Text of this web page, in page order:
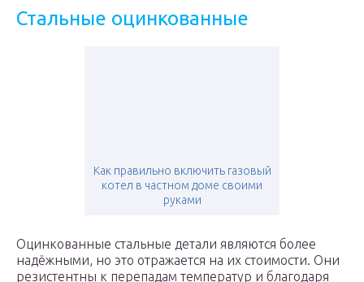
Стальные оцинкованные
Как правильно включить газовый
котел в частном доме своими
руками
Оцинкованные стальные детали являются более
надёжными, но это отражается на их стоимости. Они
резистентны к перепадам температур и благодаря